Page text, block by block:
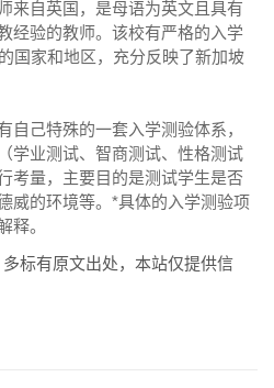
来自英国，是母语为英文且具有
经验的教师。该校有严格的入学
国家和地区，充分反映了新加坡
自己特殊的一套入学测验体系，
学业测试、智商测试、性格测试
考量，主要目的是测试学生是否
威的环境等。*具体的入学测验项
释。
标有原文出处，本站仅提供信